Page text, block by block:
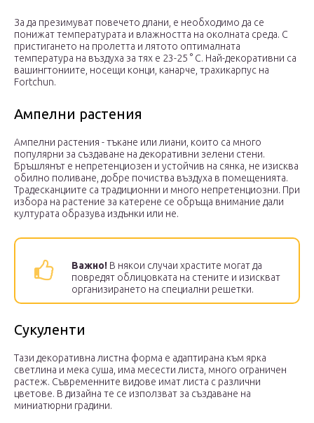
За да презимуват повечето длани, е необходимо да се
понижат температурата и влажността на околната среда. С
пристигането на пролетта и лятото оптималната
температура на въздуха за тях е 23-25 ​​° C. Най-декоративни са
вашингтониите, носещи конци, канарче, трахикарпус на
Fortchun.
Ампелни растения
Ампелни растения - тъкане или лиани, които са много
популярни за създаване на декоративни зелени стени.
Бръшлянът е непретенциозен и устойчив на сянка, не изисква
обилно поливане, добре почиства въздуха в помещенията.
Традесканциите са традиционни и много непретенциозни. При
избора на растение за катерене се обръща внимание дали
културата образува издънки или не.
Важно! В някои случаи храстите могат да
повредят облицовката на стените и изискват
организирането на специални решетки.
Сукуленти
Тази декоративна листна форма е адаптирана към ярка
светлина и мека суша, има месести листа, много ограничен
растеж. Съвременните видове имат листа с различни
цветове. В дизайна те се използват за създаване на
миниатюрни градини.